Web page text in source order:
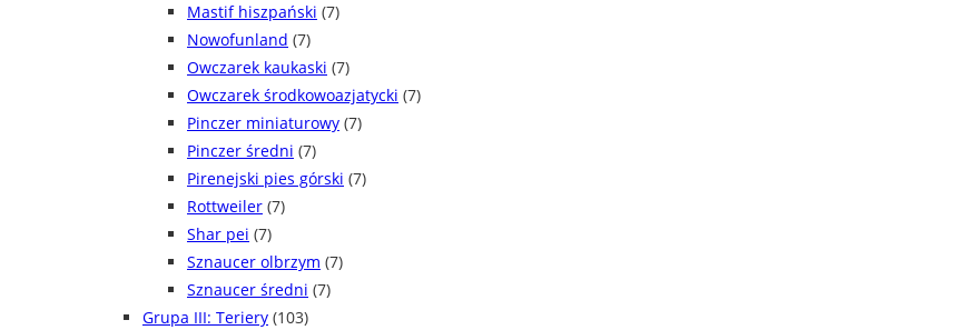
Mastif hiszpański (7)
Nowofunland (7)
Owczarek kaukaski (7)
Owczarek środkowoazjatycki (7)
Pinczer miniaturowy (7)
Pinczer średni (7)
Pirenejski pies górski (7)
Rottweiler (7)
Shar pei (7)
Sznaucer olbrzym (7)
Sznaucer średni (7)
Grupa III: Teriery (103)